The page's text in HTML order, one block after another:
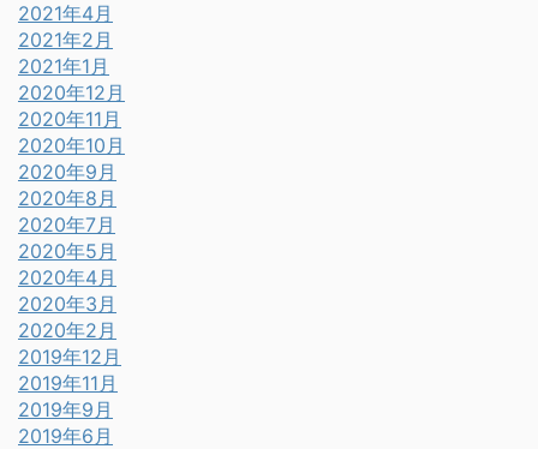
2021年4月
2021年2月
2021年1月
2020年12月
2020年11月
2020年10月
2020年9月
2020年8月
2020年7月
2020年5月
2020年4月
2020年3月
2020年2月
2019年12月
2019年11月
2019年9月
2019年6月